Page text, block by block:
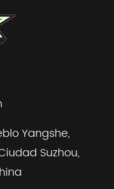
Yangshe,
Suzhou,